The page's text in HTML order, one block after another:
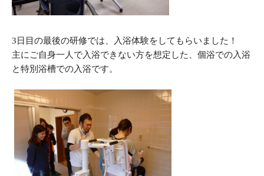
3 日目の最後の研修では、入浴体験をしてもらいました！
主にご自身一人で入浴できない方を想定した、個浴での入浴
と特別浴槽での入浴です。